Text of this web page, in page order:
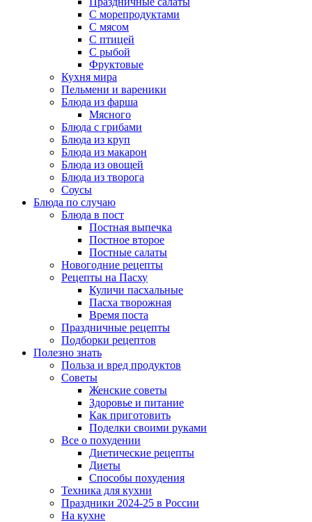
С морепродуктами
С мясом
С птицей
С рыбой
Фруктовые
Кухня мира
Пельмени и вареники
Блюда из фарша
Мясного
Блюда с грибами
Блюда из круп
Блюда из макарон
Блюда из овощей
Блюда из творога
Соусы
Блюда по случаю
Блюда в пост
Постная выпечка
Постное второе
Постные салаты
Новогодние рецепты
Рецепты на Пасху
Куличи пасхальные
Пасха творожная
Время поста
Праздничные рецепты
Подборки рецептов
Полезно знать
Польза и вред продуктов
Советы
Женские советы
Здоровье и питание
Как приготовить
Поделки своими руками
Все о похудении
Диетические рецепты
Диеты
Способы похудения
Техника для кухни
Праздники 2024-25 в России
На кухне